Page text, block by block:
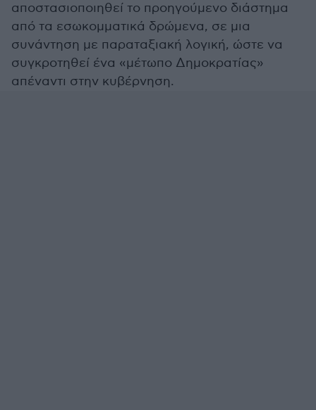
αποστασιοποιηθεί το προηγούμενο διάστημα
από τα εσωκομματικά δρώμενα, σε μια
συνάντηση με παραταξιακή λογική, ώστε να
συγκροτηθεί ένα «μέτωπο Δημοκρατίας»
απέναντι στην κυβέρνηση.